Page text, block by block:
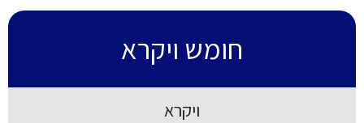
חומש ויקרא
ויקרא